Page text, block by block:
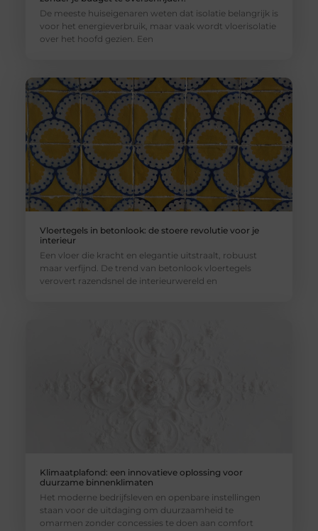
De meeste huiseigenaren weten dat isolatie belangrijk is
voor het energieverbruik, maar vaak wordt vloerisolatie
over het hoofd gezien. Een
Vloertegels in betonlook: de stoere revolutie voor je
interieur
Een vloer die kracht en elegantie uitstraalt, robuust
maar verfijnd. De trend van betonlook vloertegels
verovert razendsnel de interieurwereld en
Klimaatplafond: een innovatieve oplossing voor
duurzame binnenklimaten
Het moderne bedrijfsleven en openbare instellingen
staan voor de uitdaging om duurzaamheid te
omarmen zonder concessies te doen aan comfort